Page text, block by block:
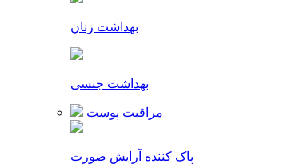
بهداشت زنان
بهداشت جنسی
مراقبت پوست
پاک کننده آرایش صورت